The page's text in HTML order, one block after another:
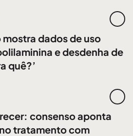
dados de uso
e desdenha de
quê?’
consenso aponta
tratamento com